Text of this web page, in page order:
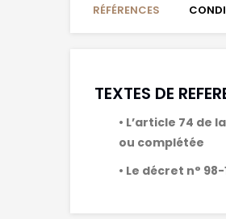
RÉFÉRENCES
TEXTES DE
• L’article 74 de
ou complétée
• Le décret n°